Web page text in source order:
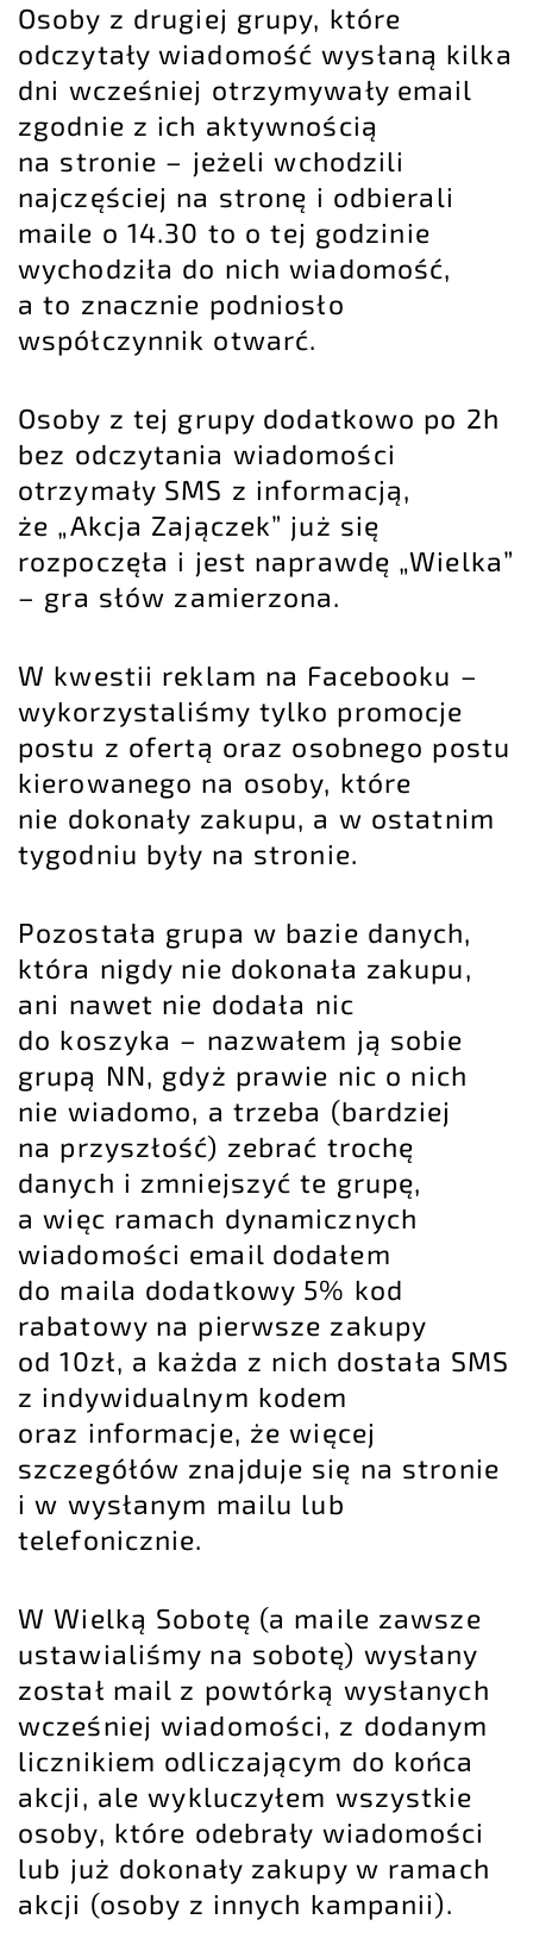
Osoby z drugiej grupy, które
odczytały wiadomość wysłaną kilka
dni wcześniej otrzymywały email
zgodnie z ich aktywnością
na stronie – jeżeli wchodzili
najczęściej na stronę i odbierali
maile o 14.30 to o tej godzinie
wychodziła do nich wiadomość,
a to znacznie podniosło
współczynnik otwarć.
Osoby z tej grupy dodatkowo po 2h
bez odczytania wiadomości
otrzymały SMS z informacją,
że „Akcja Zajączek” już się
rozpoczęła i jest naprawdę „Wielka”
– gra słów zamierzona.
W kwestii reklam na Facebooku –
wykorzystaliśmy tylko promocje
postu z ofertą oraz osobnego postu
kierowanego na osoby, które
nie dokonały zakupu, a w ostatnim
tygodniu były na stronie.
Pozostała grupa w bazie danych,
która nigdy nie dokonała zakupu,
ani nawet nie dodała nic
do koszyka – nazwałem ją sobie
grupą NN, gdyż prawie nic o nich
nie wiadomo, a trzeba (bardziej
na przyszłość) zebrać trochę
danych i zmniejszyć te grupę,
a więc ramach dynamicznych
wiadomości email dodałem
do maila dodatkowy 5% kod
rabatowy na pierwsze zakupy
od 10zł, a każda z nich dostała SMS
z indywidualnym kodem
oraz informacje, że więcej
szczegółów znajduje się na stronie
i w wysłanym mailu lub
telefonicznie.
W Wielką Sobotę (a maile zawsze
ustawialiśmy na sobotę) wysłany
został mail z powtórką wysłanych
wcześniej wiadomości, z dodanym
licznikiem odliczającym do końca
akcji, ale wykluczyłem wszystkie
osoby, które odebrały wiadomości
lub już dokonały zakupy w ramach
akcji (osoby z innych kampanii).